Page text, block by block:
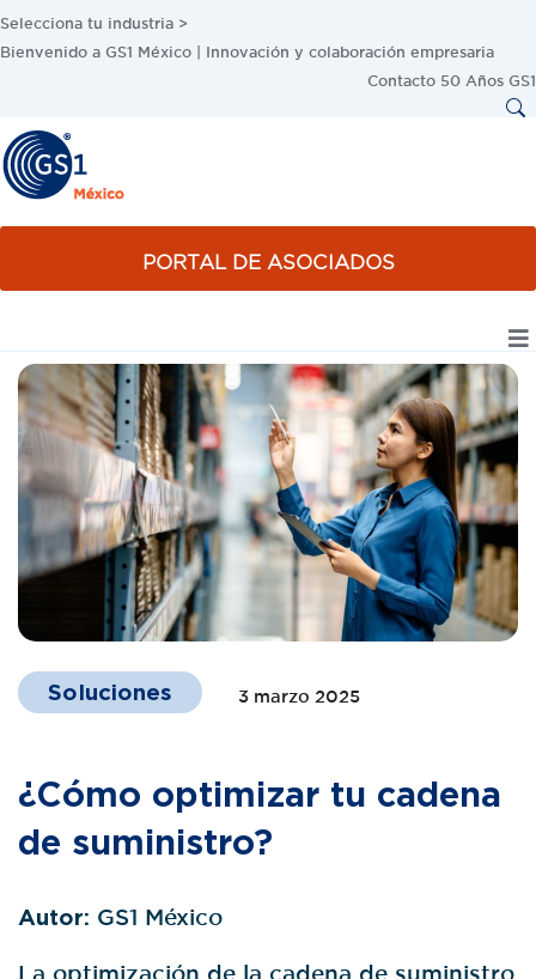
Selecciona tu industria >
Bienvenido a GS1 México | Innovación y colaboración empresaria
Contacto 50 Años GS1
PORTAL DE ASOCIADOS
Soluciones 3 marzo 2025
¿Cómo optimizar tu cadena
de suministro?
Autor: GS1 México
La optimización de la cadena de suministro